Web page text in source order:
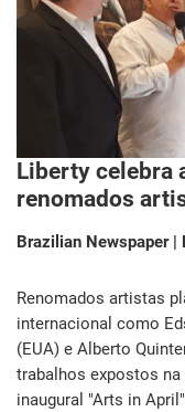
Liberty celebra
renomados
Brazilian Newspaper
Renomados artistas
internacional como
(EUA) e Alberto
trabalhos expostos
inaugural "Arts in